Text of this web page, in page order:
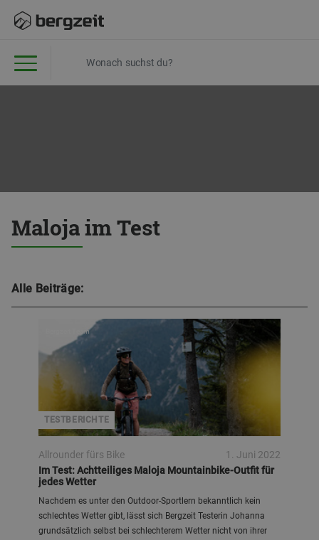
Maloja im Test
Alle Beiträge:
TESTBERICHTE
Bergzeit Team
Allrounder fürs Bike
1. Juni 2022
Im Test: Achtteiliges Maloja Mountainbike-Outfit für
jedes Wetter
Nachdem es unter den Outdoor-Sportlern bekanntlich kein
schlechtes Wetter gibt, lässt sich Bergzeit Testerin Johanna
grundsätzlich selbst bei schlechterem Wetter nicht von ihrer